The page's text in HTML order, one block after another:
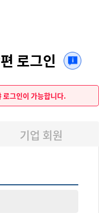
로그인
로그인이 가능합니다.
기업 회원